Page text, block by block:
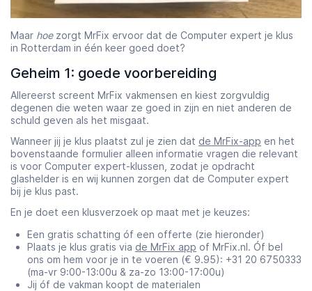
Maar hoezorgt MrFix ervoor dat de Computer expert je klus
in Rotterdam in één keer goed doet?
Geheim 1: goede voorbereiding
Allereerst screent MrFix vakmensen en kiest zorgvuldig
degenen die weten waar ze goed in zijn en niet anderen de
schuld geven als het misgaat.
Wanneer jij je klus plaatst zul je zien dat de MrFix-app en het
bovenstaande formulier alleen informatie vragen die relevant
is voor Computer expert-klussen, zodat je opdracht
glashelder is en wij kunnen zorgen dat de Computer expert
bij je klus past.
En je doet een klusverzoek op maat met je keuzes:
Een gratis schatting óf een offerte (zie hieronder)
Plaats je klus gratis via de MrFix app of MrFix.nl. Óf bel
ons om hem voor je in te voeren (€ 9.95): +31 20 6750333
(ma-vr 9:00-13:00u & za-zo 13:00-17:00u)
Jij óf de vakman koopt de materialen